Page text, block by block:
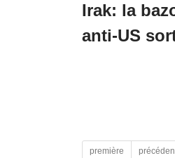
Irak: la
anti-US
première